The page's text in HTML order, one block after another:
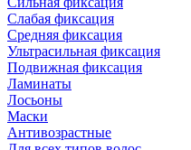
Слабая фиксация
Средняя фиксация
Ультрасильная фиксация
Подвижная фиксация
Ламинаты
Лосьоны
Маски
Антивозрастные